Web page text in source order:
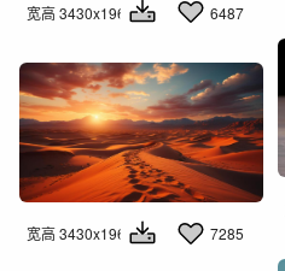
宽高 3430x1960
6487
宽高 3430x1960
7285